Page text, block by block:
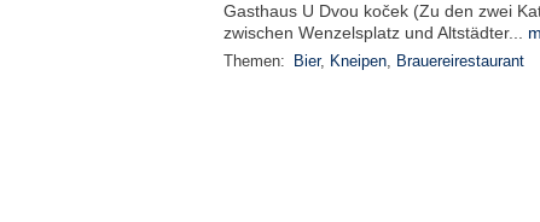
Gasthaus U Dvou koček (Zu den zwei
zwischen Wenzelsplatz und Altstädter...
Themen: Bier, Kneipen, Brauereirestaurant